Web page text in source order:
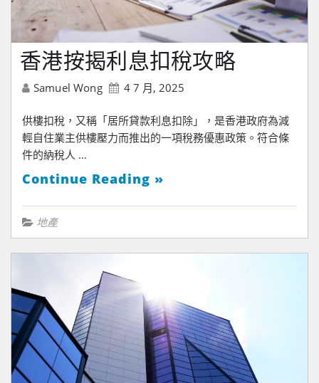
香港按揭利息扣稅攻略
Samuel Wong 4 7 月, 2025
供樓扣稅，又稱「居所貸款利息扣除」，是香港政府為減
輕自住業主供樓壓力而推出的一項稅務優惠政策。符合條
件的納稅人 …
Continue Reading »
地產